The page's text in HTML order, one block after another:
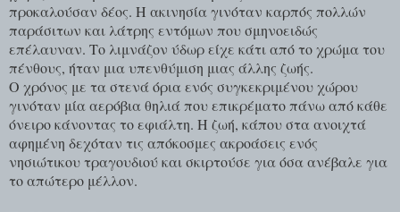
προκαλούσαν δέος. Η ακινησία γινόταν καρπός πολλών
παράσιτων και λάτρης εντόμων που σμηνοειδώς
επέλαυναν. Το λιμνάζον ύδωρ είχε κάτι από το χρώμα του
πένθους, ήταν μια υπενθύμιση μιας άλλης ζωής.
Ο χρόνος με τα στενά όρια ενός συγκεκριμένου χώρου
γινόταν μία αερόβια θηλιά που επικρέματο πάνω από κάθε
όνειρο κάνοντας το εφιάλτη. Η ζωή, κάπου στα ανοιχτά
αφημένη δεχόταν τις απόκοσμες ακροάσεις ενός
νησιώτικου τραγουδιού και σκιρτούσε για όσα ανέβαλε για
το απώτερο μέλλον.